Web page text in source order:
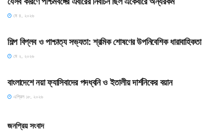
মে ৪, ২০২৬
শিল্প বিপ্লব ও পাশ্চাত্য সভ্যতা: শ্রমিক শোষণের উপনিবেশিক ধারাবাহিকতা
মে ২, ২০২৬
বাংলাদেশে নয়া ফ্যাসিবাদের পদধ্বনি ও ইতালীয় দার্শনিকের বয়ান
এপ্রিল ১৮, ২০২৬
জনপ্রিয় সংবাদ